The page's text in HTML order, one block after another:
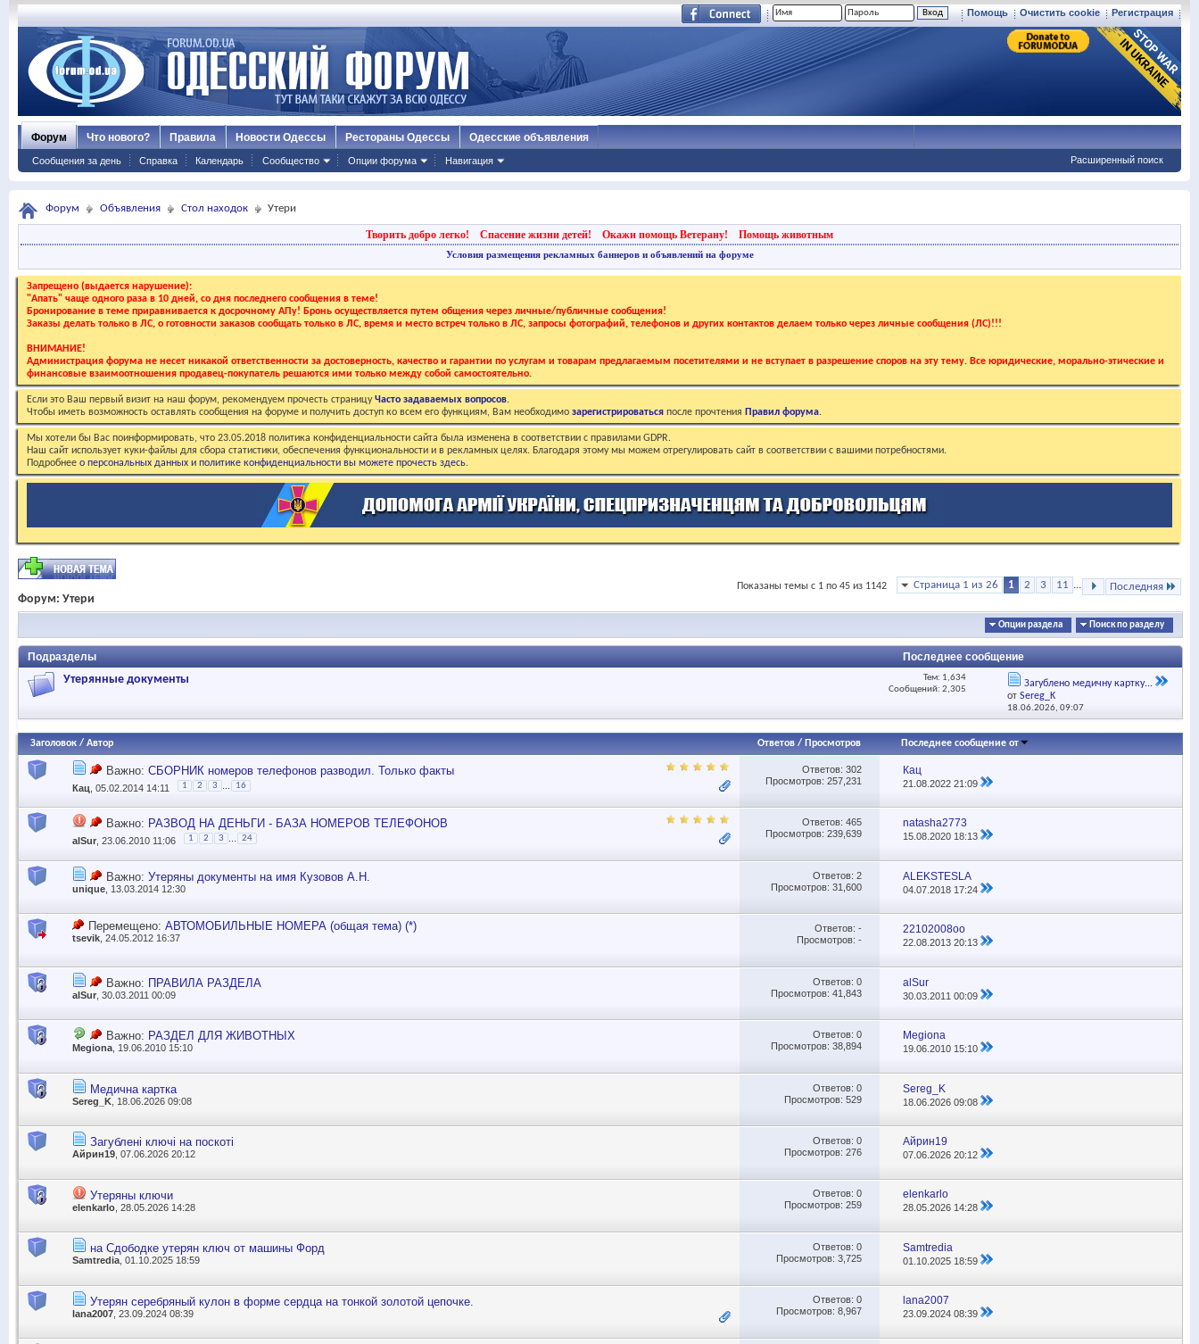
Регистрация
Очистить cookie
Помощь
Форум
Сообщения за день Справка Календарь Сообщество Опции форума Навигация
Что нового? Правила Новости Одессы Рестораны Одессы Одесские объявления
Расширенный поиск
Форум Объявления Стол находок Утери
Творить добро легко! Спасение жизни детей! Окажи помощь Ветерану! Помощь животным
Условия размещения рекламных баннеров и объявлений на форуме
Запрещено (выдается нарушение):
"Апать" чаще одного раза в 10 дней, со дня последнего сообщения в теме!
Бронирование в теме приравнивается к досрочному АПу! Бронь осуществляется путем общения через личные/публичные сообщения!
Заказы делать только в ЛС, о готовности заказов сообщать только в ЛС, время и место встреч только в ЛС, запросы фотографий, телефонов и других контактов делаем только через личные сообщения (ЛС)!!!
ВНИМАНИЕ!
Администрация форума не несет никакой ответственности за достоверность, качество и гарантии по услугам и товарам предлагаемым посетителями и не вступает в разрешение споров на эту тему. Все юридические, морально-этические и
финансовые взаимоотношения продавец-покупатель решаются ими только между собой самостоятельно.
Если это Ваш первый визит на наш форум, рекомендуем прочесть страницуЧасто задаваемых вопросов.
Чтобы иметь возможность оставлять сообщения на форуме и получить доступ ко всем его функциям, Вам необходимо зарегистрироваться после прочтения Правил форума.
Мы хотели бы Вас поинформировать, что 23.05.2018 политика конфиденциальности сайта была изменена в соответствии с правилами GDPR.
Наш сайт использует куки-файлы для сбора статистики, обеспечения функциональности и в рекламных целях. Благодаря этому мы можем отрегулировать сайт в соответствии с вашими потребностями.
Подробнее о персональных данных и политике конфиденциальности вы можете прочесть здесь.
Страница 1 из 26 1 2 3 11 ... Последняя
Показаны темы с 1 по 45 из 1142
Форум: Утери
Опции раздела Поиск по разделу
Подразделы Последнее сообщение
Утерянные документы
Тем: 1,634
Сообщений: 2,305
Загублено медичну картку...
отSereg_K
18.06.2026,09:07
Заголовок / Автор Ответов/ Просмотров Последнее сообщение от
Важно: СБОРНИК номеров телефонов разводил. Только факты
Кац , 05.02.2014 14:11 1 2 3 16
Ответов: 302
Просмотров: 257,231
Кац
21.08.202221:09
Важно: РАЗВОД НА ДЕНЬГИ - БАЗА НОМЕРОВ ТЕЛЕФОНОВ
alSur , 23.06.2010 11:06 1 2 3 24
Ответов: 465
Просмотров: 239,639
natasha2773
15.08.2020 18:13
Важно: Утеряны документы на имя Кузовов А.Н.
unique , 13.03.2014 12:30
Ответов: 2
Просмотров: 31,600
ALEKSTESLA
04.07.2018 17:24
Перемещено: АВТОМОБИЛЬНЫЕ НОМЕРА (общая тема) (*)
tsevik, 24.05.2012 16:37
Ответов: -
Просмотров: -
22102008oo
22.08.201320:13
Важно: ПРАВИЛА РАЗДЕЛА
alSur , 30.03.2011 00:09
Ответов: 0
Просмотров: 41,843
alSur
30.03.201100:09
Важно: РАЗДЕЛ ДЛЯ ЖИВОТНЫХ
Megiona , 19.06.2010 15:10
Ответов: 0
Просмотров: 38,894
Megiona
19.06.2010 15:10
Медична картка
Sereg_K , 18.06.2026 09:08
Ответов: 0
Просмотров: 529
Sereg_K
18.06.202609:08
Загублені ключі на поскоті
Айрин19 , 07.06.2026 20:12
Ответов: 0
Просмотров: 276
Айрин19
07.06.202620:12
Утеряны ключи
elenkarlo , 28.05.2026 14:28
Ответов: 0
Просмотров: 259
elenkarlo
28.05.202614:28
на Сдободке утерян ключ от машины Форд
Samtredia , 01.10.2025 18:59
Ответов: 0
Просмотров: 3,725
Samtredia
01.10.2025 18:59
Утерян серебряный кулон в форме сердца на тонкой золотой цепочке.
lana2007 , 23.09.2024 08:39
Ответов: 0
Просмотров: 8,967
lana2007
23.09.202408:39